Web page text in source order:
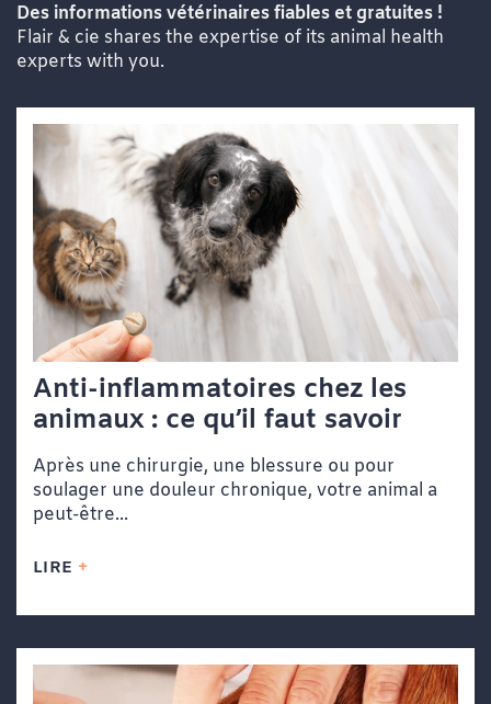
Des informations vétérinaires fiables et gratuites !
Flair & cie shares the expertise of its animal health
experts with you.
Anti-inflammatoires chez les
animaux : ce qu’il faut savoir
Après une chirurgie, une blessure ou pour
soulager une douleur chronique, votre animal a
peut-être...
LIRE